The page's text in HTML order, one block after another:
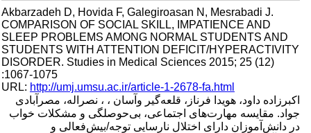
Akbarzadeh D, Hovida F, Galegiroasan N, Mesrabadi J.
COMPARISON OF SOCIAL SKILL, IMPATIENCE AND
SLEEP PROBLEMS AMONG NORMAL STUDENTS AND
STUDENTS WITH ATTENTION DEFICIT/
DISORDER. Studies in Medical Sciences 2015; 25 (12)
:1067-1075
URL:http://umj.umsu.ac.ir/article-1-2678-fa.html
داود، هویدا فرناز، قلعه‌گیر وآسان ، ، نصراله، مصرآبادی
مقایسه مهارت‌های اجتماعی، بی‌حوصلگی و مشکلات خواب
دانش‌آموزان دارای اختلال نارسایی توجه/بیش‌فعالی و